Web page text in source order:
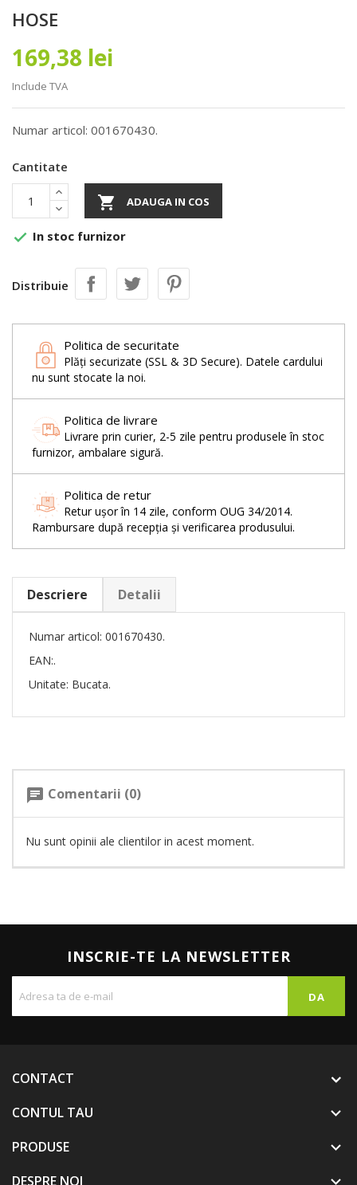
HOSE
169,38 lei
Include TVA
Numar articol: 001670430.
Cantitate
 ADAUGA IN COS
 In stoc furnizor
Distribuie
Politica de securitate
Plăți securizate (SSL & 3D Secure). Datele cardului
nu sunt stocate la noi.
Politica de livrare
Livrare prin curier, 2-5 zile pentru produsele în stoc
furnizor, ambalare sigură.
Politica de retur
Retur ușor în 14 zile, conform OUG 34/2014.
Rambursare după recepția și verificarea produsului.
Descriere Detalii
Numar articol: 001670430.
EAN:.
Unitate: Bucata.
chat Comentarii (0)
Nu sunt opinii ale clientilor in acest moment.
INSCRIE-TE LA NEWSLETTER
CONTACT
CONTUL TAU

PRODUSE 
DESPRE NOI